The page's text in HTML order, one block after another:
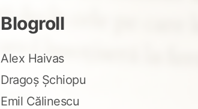
Blogroll
Alex Haivas
Dragoș Șchiopu
Emil Călinescu